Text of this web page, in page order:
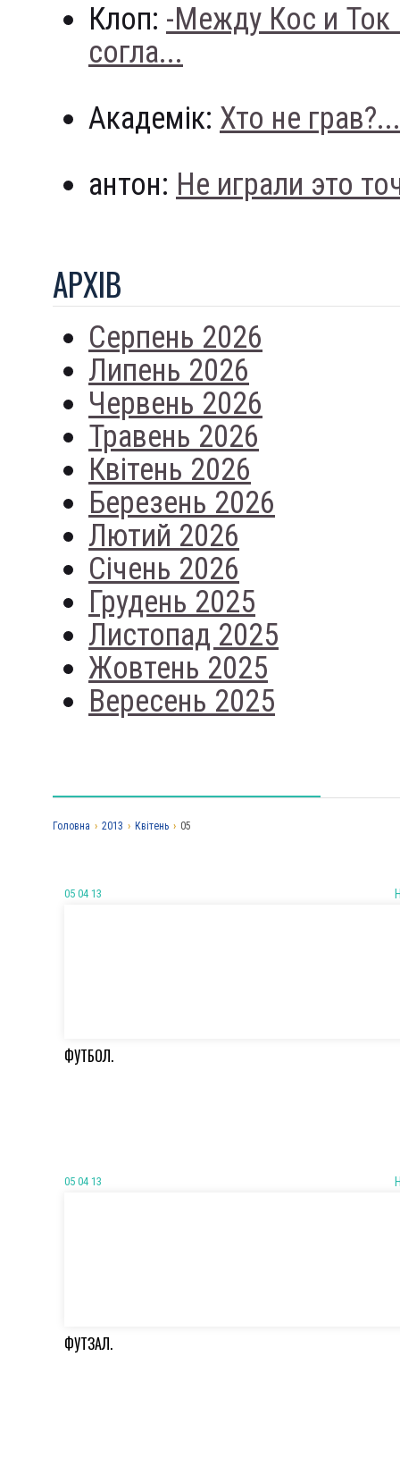
Клоп: -Между Кос и
согла...
Академік: Хто не грав?...
антон: Не играли это
АРХIВ
Серпень 2026
Липень 2026
Червень 2026
Травень 2026
Квітень 2026
Березень 2026
Лютий 2026
Січень 2026
Грудень 2025
Листопад 2025
Жовтень 2025
Вересень 2025
Головна › 2013 › Квітень › 05
05 04 13
ФУТБОЛ.
05 04 13
ФУТЗАЛ.